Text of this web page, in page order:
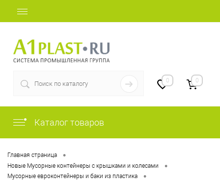
0 0
Каталог товаров
Главная страница •
Новые Мусорные контейнеры с крышками и колесами •
Мусорные евроконтейнеры и баки из пластика •